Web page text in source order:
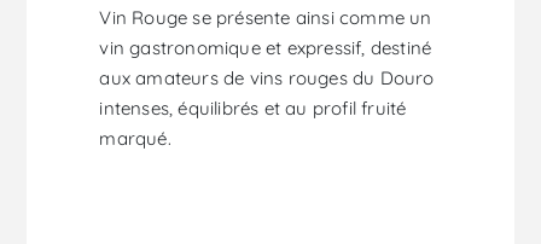
Vin Rouge se présente ainsi comme un
vin gastronomique et expressif, destiné
aux amateurs de vins rouges du Douro
intenses, équilibrés et au profil fruité
marqué.